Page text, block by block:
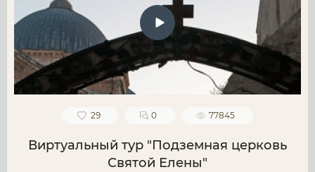
29 0 77845
Виртуальный тур "Подземная церковь
Святой Елены"